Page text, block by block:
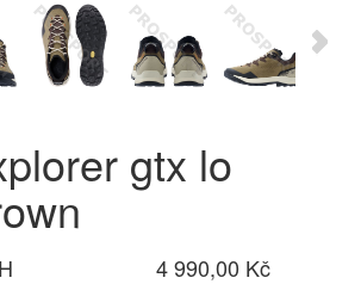
gtx lo
4 990,00 Kč